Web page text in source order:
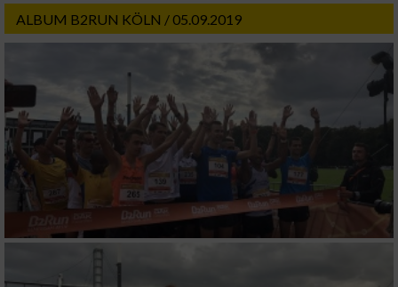
ALBUM B2RUN KÖLN / 05.09.2019